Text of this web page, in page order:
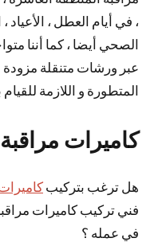
، في أيام العطل ، الأعياد
الصحي أيضا ، كما أننا
عبر ورشات متنقلة
المتطورة و اللازمة للقيام
كاميرات
هل ترغب بتركيب
فني تركيب كاميرات
في عمله ؟